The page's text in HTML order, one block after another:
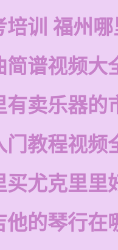
培训 福州
简谱视频大
有卖乐器的
门教程视频
买尤克里里
他的琴行在